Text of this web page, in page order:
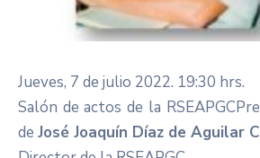
Jueves, 7 de julio 2022. 19:30 hrs.
Salón de actos de la
de José Joaquín Díaz de Aguilar